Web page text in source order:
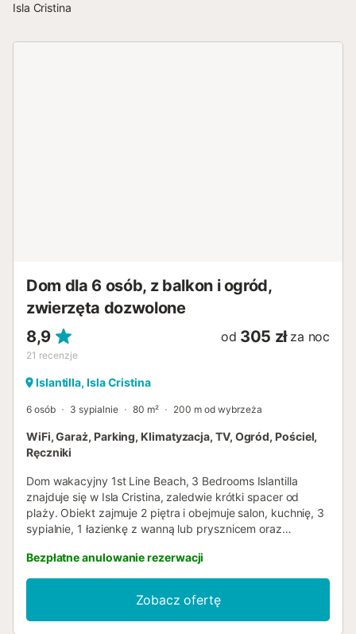
Isla Cristina
Dom dla 6 osób, z balkon i ogród,
zwierzęta dozwolone
8,9
21 recenzje
od 305 zł za noc
Islantilla, Isla Cristina
6 osób 3 sypialnie 80 m² 200 m od wybrzeża
WiFi, Garaż, Parking, Klimatyzacja, TV, Ogród, Pościel,
Ręczniki
Dom wakacyjny 1st Line Beach, 3 Bedrooms Islantilla
znajduje się w Isla Cristina, zaledwie krótki spacer od
plaży. Obiekt zajmuje 2 piętra i obejmuje salon, kuchnię, 3
sypialnie, 1 łazienkę z wanną lub prysznicem oraz
Dodatkowe udogodnienia obejmują Wi-Fi, telewizor,
klimatyzację na obu piętrach, pralkę i suszarkę. Goście
mają do dyspozycji prywatny ogród, balkon i prysznic na
świeżym powietrzu. Obiekt jest blisko plaży. Dostępne jest
jedno miejsce parkingowe w garażu. Akceptowane są
Bezpłatne anulowanie rezerwacji
Zobacz ofertę